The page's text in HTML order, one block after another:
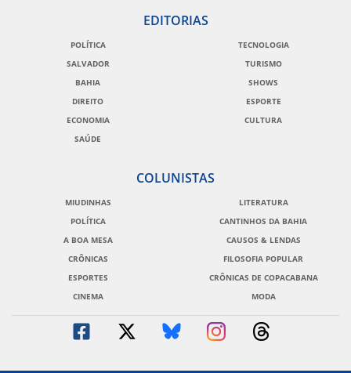
EDITORIAS
POLÍTICA
SALVADOR
BAHIA
DIREITO
ECONOMIA
SAÚDE
TECNOLOGIA
TURISMO
SHOWS
ESPORTE
CULTURA
COLUNISTAS
MIUDINHAS
POLÍTICA
A BOA MESA
CRÔNICAS
ESPORTES
CINEMA
LITERATURA
CANTINHOS DA BAHIA
CAUSOS & LENDAS
FILOSOFIA POPULAR
CRÔNICAS DE COPACABANA
MODA